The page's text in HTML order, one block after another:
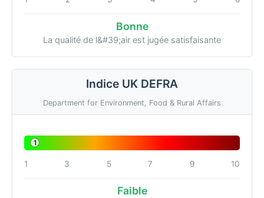
Bonne
La qualité de l&#39;air est jugée satisfaisante
Indice UK DEFRA
Department for Environment, Food & Rural Affairs
1
1 3 5 7 9 10
Faible